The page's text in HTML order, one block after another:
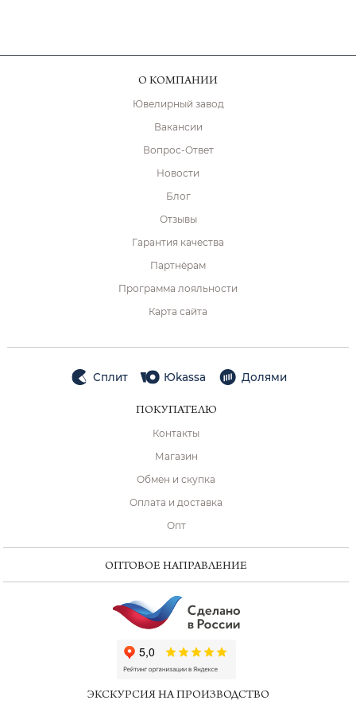
О КОМПАНИИ
Ювелирный завод
Вакансии
Вопрос-Ответ
Новости
Блог
Отзывы
Гарантия качества
Партнёрам
Программа лояльности
Карта сайта
Сплит Юkassa Долями
ПОКУПАТЕЛЮ
Контакты
Магазин
Обмен и скупка
Оплата и доставка
Опт
ОПТОВОЕ НАПРАВЛЕНИЕ
ЭКСКУРСИЯ НА ПРОИЗВОДСТВО